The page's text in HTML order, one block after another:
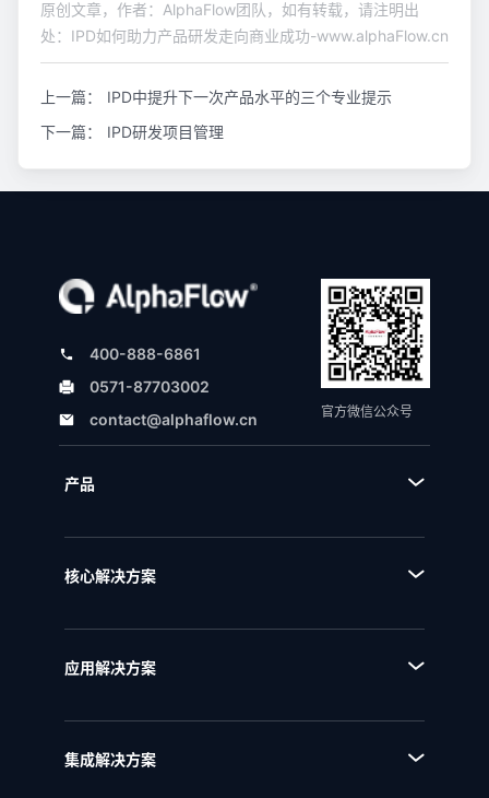
原创文章，作者：AlphaFlow团队，如有转载，请注明出
处：IPD如何助力产品研发走向商业成功-www.alphaFlow.cn
上一篇：
IPD中提升下一次产品水平的三个专业提示
下一篇：
IPD研发项目管理
400-888-6861
0571-87703002
contact@alphaflow.cn
官方微信公众号
产品
■ BPI流程挖掘分析平台
■ BPE流程引擎
核心解决方案
■ 流程资产管理
■ 流程运行和自动化
应用解决方案
集成解决方案